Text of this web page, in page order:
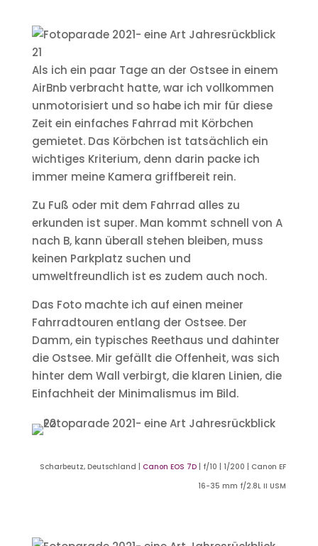
Als ich ein paar Tage an der Ostsee in einem
AirBnb verbracht hatte, war ich vollkommen
unmotorisiert und so habe ich mir für diese
Zeit ein einfaches Fahrrad mit Körbchen
gemietet. Das Körbchen ist tatsächlich ein
wichtiges Kriterium, denn darin packe ich
immer meine Kamera griffbereit rein.
Zu Fuß oder mit dem Fahrrad alles zu
erkunden ist super. Man kommt schnell von A
nach B, kann überall stehen bleiben, muss
keinen Parkplatz suchen und
umweltfreundlich ist es zudem auch noch.
Das Foto machte ich auf einen meiner
Fahrradtouren entlang der Ostsee. Der
Damm, ein typisches Reethaus und dahinter
die Ostsee. Mir gefällt die Offenheit, was sich
hinter dem Wall verbirgt, die klaren Linien, die
Einfachheit der Minimalismus im Bild.
Scharbeutz, Deutschland |Canon EOS 7D | f/10 | 1/200 | Canon EF
16-35 mm f/2.8L II USM